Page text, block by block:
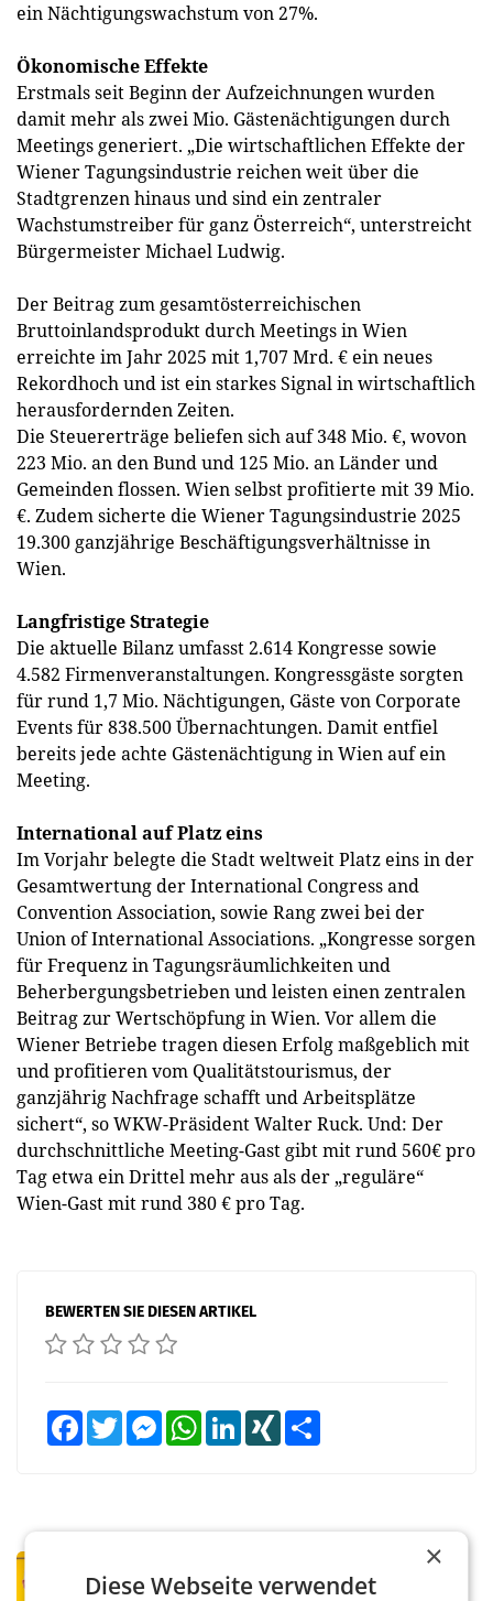
ein Nächtigungswachstum von 27%.
Ökonomische Effekte
Erstmals seit Beginn der Aufzeichnungen wurden
damit mehr als zwei Mio. Gästenächtigungen durch
Meetings generiert. „Die wirtschaftlichen Effekte der
Wiener Tagungsindustrie reichen weit über die
Stadtgrenzen hinaus und sind ein zentraler
Wachstumstreiber für ganz Österreich“, unterstreicht
Bürgermeister Michael Ludwig.
Der Beitrag zum gesamtösterreichischen
Bruttoinlandsprodukt durch Meetings in Wien
erreichte im Jahr 2025 mit 1,707 Mrd. € ein neues
Rekordhoch und ist ein starkes Signal in wirtschaftlich
herausfordernden Zeiten.
Die Steuererträge beliefen sich auf 348 Mio. €, wovon
223 Mio. an den Bund und 125 Mio. an Länder und
Gemeinden flossen. Wien selbst profitierte mit 39 Mio.
€. Zudem sicherte die Wiener Tagungsindustrie 2025
19.300 ganzjährige Beschäftigungsverhältnisse in
Wien.
Langfristige Strategie
Die aktuelle Bilanz umfasst 2.614 Kongresse sowie
4.582 Firmenveranstaltungen. Kongressgäste sorgten
für rund 1,7 Mio. Nächtigungen, Gäste von Corporate
Events für 838.500 Übernachtungen. Damit entfiel
bereits jede achte Gästenächtigung in Wien auf ein
Meeting.
International auf Platz eins
Im Vorjahr belegte die Stadt weltweit Platz eins in der
Gesamtwertung der International Congress and
Convention Association, sowie Rang zwei bei der
Union of International Associations. „Kongresse sorgen
für Frequenz in Tagungsräumlichkeiten und
Beherbergungsbetrieben und leisten einen zentralen
Beitrag zur Wertschöpfung in Wien. Vor allem die
Wiener Betriebe tragen diesen Erfolg maßgeblich mit
und profitieren vom Qualitätstourismus, der
ganzjährig Nachfrage schafft und Arbeitsplätze
sichert“, so WKW-Präsident Walter Ruck. Und: Der
durchschnittliche Meeting-Gast gibt mit rund 560€ pro
Tag etwa ein Drittel mehr aus als der „reguläre“
Wien-Gast mit rund 380 € pro Tag.
BEWERTEN SIE DIESEN ARTIKEL
FacebookTwitter MessengerWhatsAppLinkedInXING
Österreichische Post: Umsatzplus im
×
Diese Webseite verwendet